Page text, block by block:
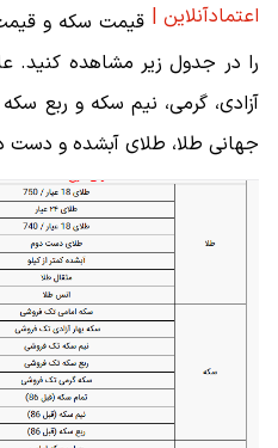
اعتمادآنلاین |
را در جدول زیر مشاهده کنید.
آزادی، گرمی، نیم سکه و ربع
جهانی طلا، طلای آبشده و دست